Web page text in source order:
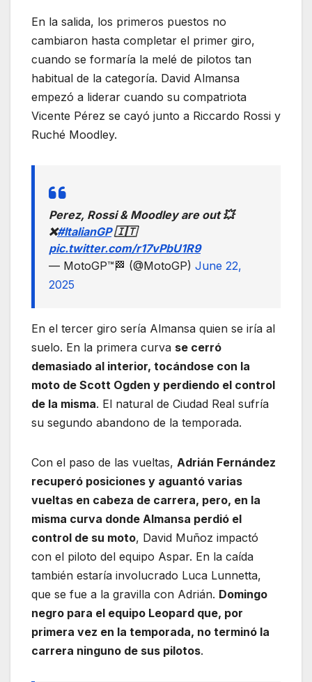
En la salida, los primeros puestos no
cambiaron hasta completar el primer giro,
cuando se formaría la melé de pilotos tan
habitual de la categoría. David Almansa
empezó a liderar cuando su compatriota
Vicente Pérez se cayó junto a Riccardo Rossi y
Ruché Moodley.
Perez, Rossi & Moodley are out 💥
❌#ItalianGP🇮🇹
pic.twitter.com/r17vPbU1R9
— MotoGP™🏁 (@MotoGP) June 22,
2025
En el tercer giro sería Almansa quien se iría al
suelo. En la primera curva se cerró
demasiado al interior, tocándose con la
moto de Scott Ogden y perdiendo el control
de la misma. El natural de Ciudad Real sufría
su segundo abandono de la temporada.
Con el paso de las vueltas, Adrián Fernández
recuperó posiciones y aguantó varias
vueltas en cabeza de carrera, pero, en la
misma curva donde Almansa perdió el
control de su moto, David Muñoz impactó
con el piloto del equipo Aspar. En la caída
también estaría involucrado Luca Lunnetta,
que se fue a la gravilla con Adrián. Domingo
negro para el equipo Leopard que, por
primera vez en la temporada, no terminó la
carrera ninguno de sus pilotos.